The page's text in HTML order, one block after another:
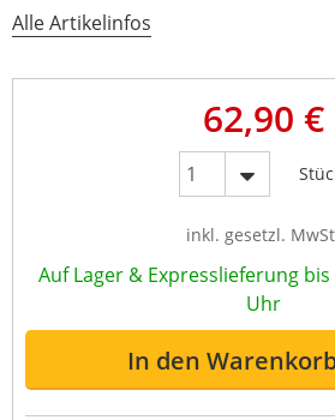
Alle Artikelinfos
62,90 €
inkl. gesetzl.
Auf Lager & Expresslieferung bis
Uhr
In den